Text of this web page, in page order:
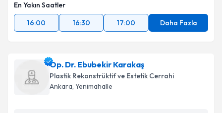
En Yakın Saatler
16:00
16:30 17:00 Daha Fazla
Op. Dr. Ebubekir Karakaş
Plastik Rekonstrüktif ve Estetik Cerrahi
Ankara, Yenimahalle